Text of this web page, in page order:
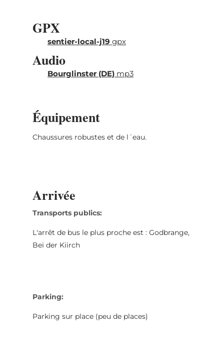
GPX
sentier-local-j19 gpx
Audio
Bourglinster (DE)mp3
Équipement
Chaussures robustes et de l´eau.
Arrivée
Transports publics:
L'arrêt de bus le plus proche est : Godbrange,
Bei der Kiirch
Parking:
Parking sur place (peu de places)